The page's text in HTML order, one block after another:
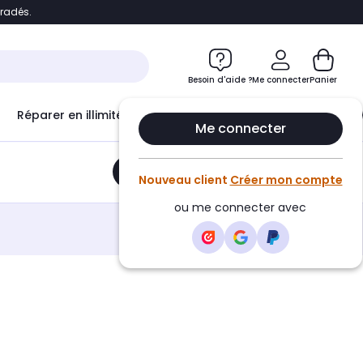
Accéder directement au chatbot
Besoin d'aide ?Me connecter
Me connecter
Nouveau client Créer mon compte
ou me connecter avec
Panier
Réparer en illimité avec Le Club Infinity
Ajouter au panier